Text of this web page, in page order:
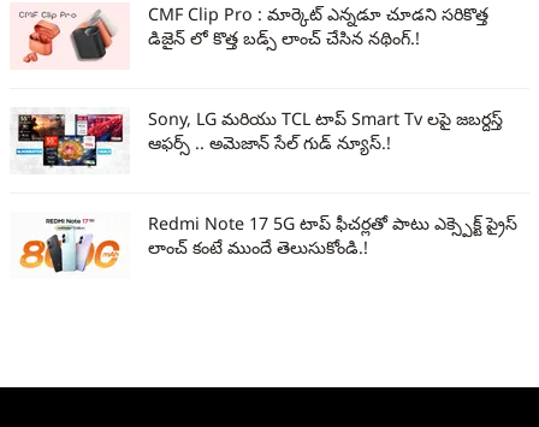
CMF Clip Pro : మార్కెట్ ఎన్నడూ చూడని సరికొత్త
డిజైన్ లో కొత్త బడ్స్ లాంచ్ చేసిన నథింగ్.!
Sony, LG మరియు TCL టాప్ Smart Tv లపై జబర్దస్త్
ఆఫర్స్ .. అమెజాన్ సేల్ గుడ్ న్యూస్.!
Redmi Note 17 5G టాప్ ఫీచర్లతో పాటు ఎక్స్పెక్ట్ ప్రైస్
లాంచ్ కంటే ముందే తెలుసుకోండి.!